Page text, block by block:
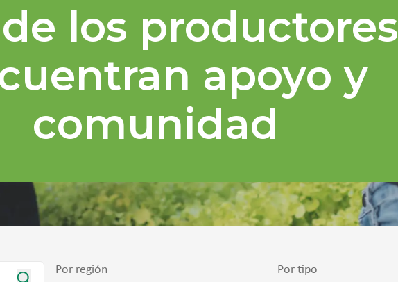
los productores
apoyo y
comunidad
Por región Por tipo